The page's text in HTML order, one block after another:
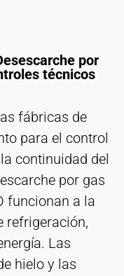
por
técnicos
fábricas de
para el control
continuidad del
por gas
funcionan a la
refrigeración,
Las
hielo y las